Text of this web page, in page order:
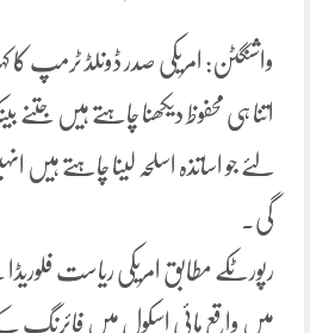
واشنگٹن: امریکی صدر ڈونلڈ ٹرمپ کا
اتنا ہی محفوظ دیکھنا چاہتے ہیں
لئے جو اساتذہ اسلحہ لینا چاہتے
گی۔
رپورٹکے مطابق امریکی ریاست